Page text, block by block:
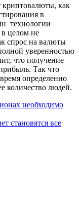
как
в
технологии
целом не
спрос на валюты
уверенностью
что получение
Так что
определенно
количество людей.
необходимо
становятся все